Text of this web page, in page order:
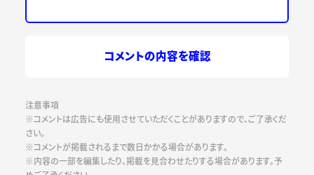
コメントの内容を確認
注意事項
※コメントは広告にも使用させていただくことがありますので、ご了承くだ
さい。
※コメントが掲載されるまで数日かかる場合があります。
※内容の一部を編集したり、掲載を見合わせたりする場合があります。予